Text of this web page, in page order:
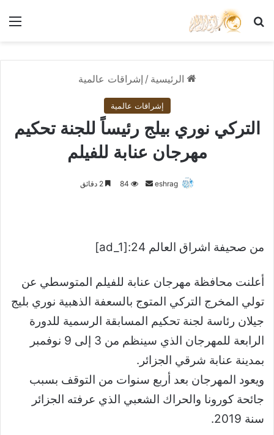
بحث عن
الرئيسية / إشراقات عالمية
إشراقات عالمية
التركي نوري بيلج رئيساً للجنة تحكيم
مهرجان عنابة للفيلم
eshrag
أرسل 84
من صحيفة اشراق العالم 24:[ad_1]
أعلنت محافظة مهرجان عنابة للفيلم المتوسطي عن
تولي المخرج التركي المتوج بالسعفة الذهبية نوري بليج
جيلان رئاسة لجنة تحكيم المسابقة الرسمية للدورة
الرابعة للمهرجان الذي سينظم من 3 إلى 9 نوفمبر
بمدينة عنابة شرقي الجزائر.
ويعود المهرجان بعد أربع سنوات من التوقف بسبب
جائحة كورونا والحراك الشعبي الذي عرفته الجزائر
سنة 2019.